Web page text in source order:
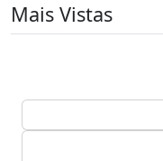
Mais Vistas